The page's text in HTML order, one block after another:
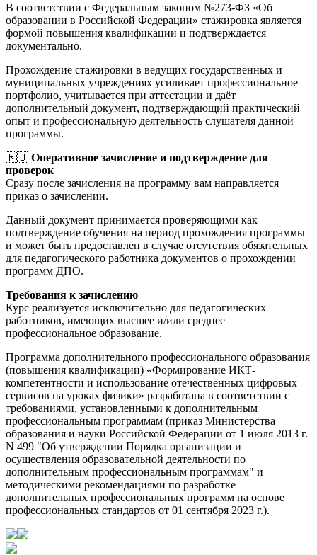
В соответствии с Федеральным законом №273-ФЗ «Об
образовании в Российской Федерации» стажировка является
формой повышения квалификации и подтверждается
документально.
Прохождение стажировки в ведущих государственных и
муниципальных учреждениях усиливает профессиональное
портфолио, учитывается при аттестации и даёт
дополнительный документ, подтверждающий практический
опыт и профессиональную деятельность слушателя данной
программы.
🇷🇺 Оперативное зачисление и подтверждение для
проверок
Сразу после зачисления на программу вам направляется
приказ о зачислении.
Данный документ принимается проверяющими как
подтверждение обучения на период прохождения программы
и может быть предоставлен в случае отсутствия обязательных
для педагогического работника документов о прохождении
программ ДПО.
Требования к зачислению
Курс реализуется исключительно для педагогических
работников, имеющих высшее и/или среднее
профессиональное образование.
Программа дополнительного профессионального образования
(повышения квалификации) «Формирование ИКТ-
компетентности и использование отечественных цифровых
сервисов на уроках физики» разработана в соответствии с
требованиями, установленными к дополнительным
профессиональным программам (приказ Министерства
образования и науки Российской Федерации от 1 июля 2013 г.
N 499 "Об утверждении Порядка организации и
осуществления образовательной деятельности по
дополнительным профессиональным программам" и
методическими рекомендациями по разработке
дополнительных профессиональных программ на основе
профессиональных стандартов от 01 сентября 2023 г.).